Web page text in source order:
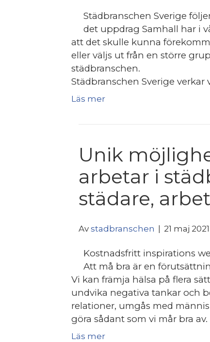
Städbranschen Sverige
det uppdrag Samhall har i
att det skulle kunna
eller väljs ut från en större
städbranschen.
Städbranschen Sverige
Läs mer
Unik
arbetar i
städare,
Av stadbranschen 21 maj 2021
Kostnadsfritt inspirations
Att må bra är en
Vi kan främja hälsa på flera
undvika negativa tankar och
relationer, umgås med
göra sådant som vi mår bra av.
Läs mer